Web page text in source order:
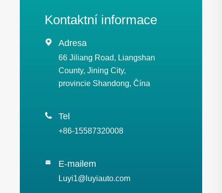
Kontaktní informace
 Adresa
66 Jiliang Road, Liangshan
County, Jining City,
provincie Shandong, Čína
 Tel
+86-15587320008
 E-mailem
Luyi1@luyiauto.com